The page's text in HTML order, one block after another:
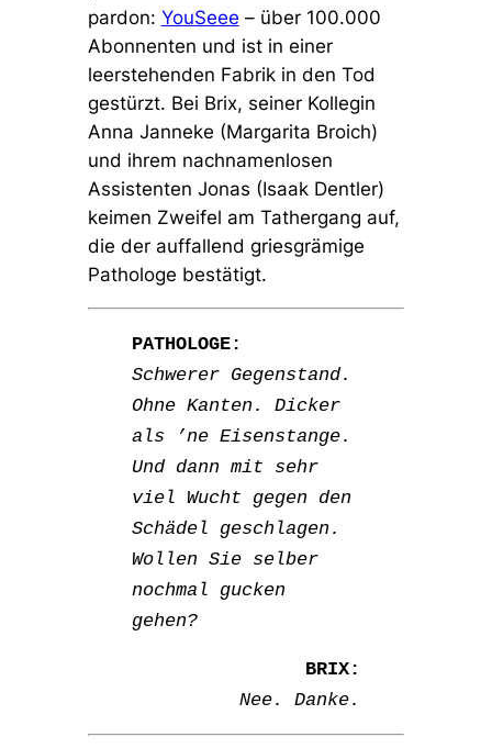
pardon: YouSeee – über 100.000
Abonnenten und ist in einer
leerstehenden Fabrik in den Tod
gestürzt. Bei Brix, seiner Kollegin
Anna Janneke (Margarita Broich)
und ihrem nachnamenlosen
Assistenten Jonas (Isaak Dentler)
keimen Zweifel am Tathergang auf,
die der auffallend griesgrämige
Pathologe bestätigt.
PATHOLOGE:
Schwerer Gegenstand.
Ohne Kanten. Dicker
als ’ne Eisenstange.
Und dann mit sehr
viel Wucht gegen den
Schädel geschlagen.
Wollen Sie selber
nochmal gucken
gehen?
BRIX:
Nee. Danke.